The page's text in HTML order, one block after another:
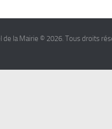
de la Mairie © 2026. Tous droits